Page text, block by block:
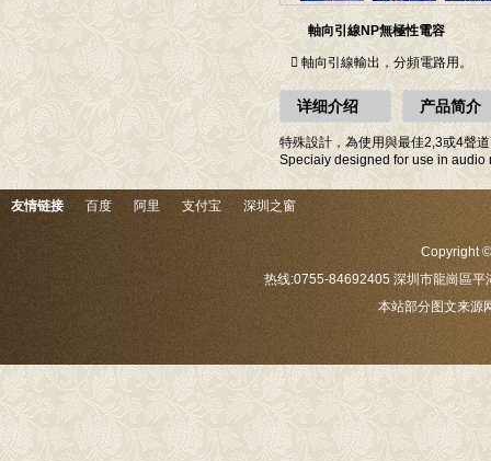
軸向引線NP無極性電容
 軸向引線輸出，分頻電路用。
详细介绍 产品简介
特殊設計，為使用與最佳2,3或4聲
Speciaiy designed for use in
友情链接 百度 阿里 支付宝 深圳之窗
Copyright
热线:0755-84692405 深圳市龍崗區
本站部分图文来源